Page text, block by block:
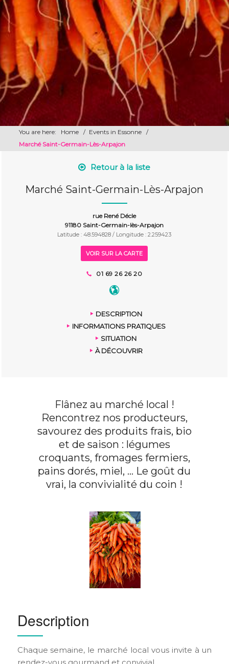
You are here: Home / Events in Essonne
/
Marché Saint-Germain-Lès-Arpajon
Retour à la liste
Marché Saint-Germain-Lès-Arpajon
rue René Décle
91180 Saint-Germain-lès-Arpajon
Latitude : 48.594828 / Longitude : 2.259423
VOIR SUR LA CARTE
01 69 26 26 20
DESCRIPTION
INFORMATIONS PRATIQUES
SITUATION
À DÉCOUVRIR
Flânez au marché local !
Rencontrez nos producteurs,
savourez des produits frais, bio
et de saison : légumes
croquants, fromages fermiers,
pains dorés, miel, … Le goût du
vrai, la convivialité du coin !
Description
Chaque semaine, le marché local vous invite à un